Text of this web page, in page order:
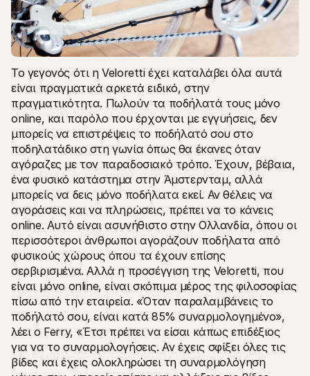
Το γεγονός ότι η Veloretti έχει καταλάβει όλα αυτά
είναι πραγματικά αρκετά ειδικό, στην
πραγματικότητα. Πωλούν τα ποδήλατά τους μόνο
online, και παρόλο που έρχονται με εγγυήσεις, δεν
μπορείς να επιστρέψεις το ποδήλατό σου στο
ποδηλατάδικο στη γωνία όπως θα έκανες όταν
αγόραζες με τον παραδοσιακό τρόπο. Έχουν, βέβαια,
ένα φυσικό κατάστημα στην Άμστερνταμ, αλλά
μπορείς να δεις μόνο ποδήλατα εκεί. Αν θέλεις να
αγοράσεις και να πληρώσεις, πρέπει να το κάνεις
online. Αυτό είναι ασυνήθιστο στην Ολλανδία, όπου οι
περισσότεροι άνθρωποι αγοράζουν ποδήλατα από
φυσικούς χώρους όπου τα έχουν επίσης
σερβιρισμένα. Αλλά η προσέγγιση της Veloretti, που
είναι μόνο online, είναι σκόπιμα μέρος της φιλοσοφίας
πίσω από την εταιρεία. «Όταν παραλαμβάνεις το
ποδήλατό σου, είναι κατά 85% συναρμολογημένο»,
λέει ο Ferry, «Έτσι πρέπει να είσαι κάπως επιδέξιος
για να το συναρμολογήσεις. Αν έχεις σφίξει όλες τις
βίδες και έχεις ολοκληρώσει τη συναρμολόγηση